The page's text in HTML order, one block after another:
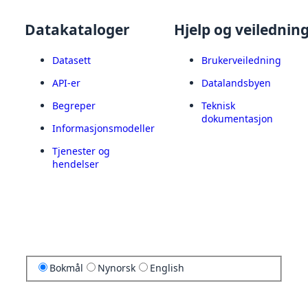
Datakataloger
Datasett
API-er
Begreper
Informasjonsmodeller
Tjenester og
hendelser
Hjelp og
Brukerveiledning
Datalandsbyen
Teknisk
dokumentasjon
Bokmål Nynorsk English